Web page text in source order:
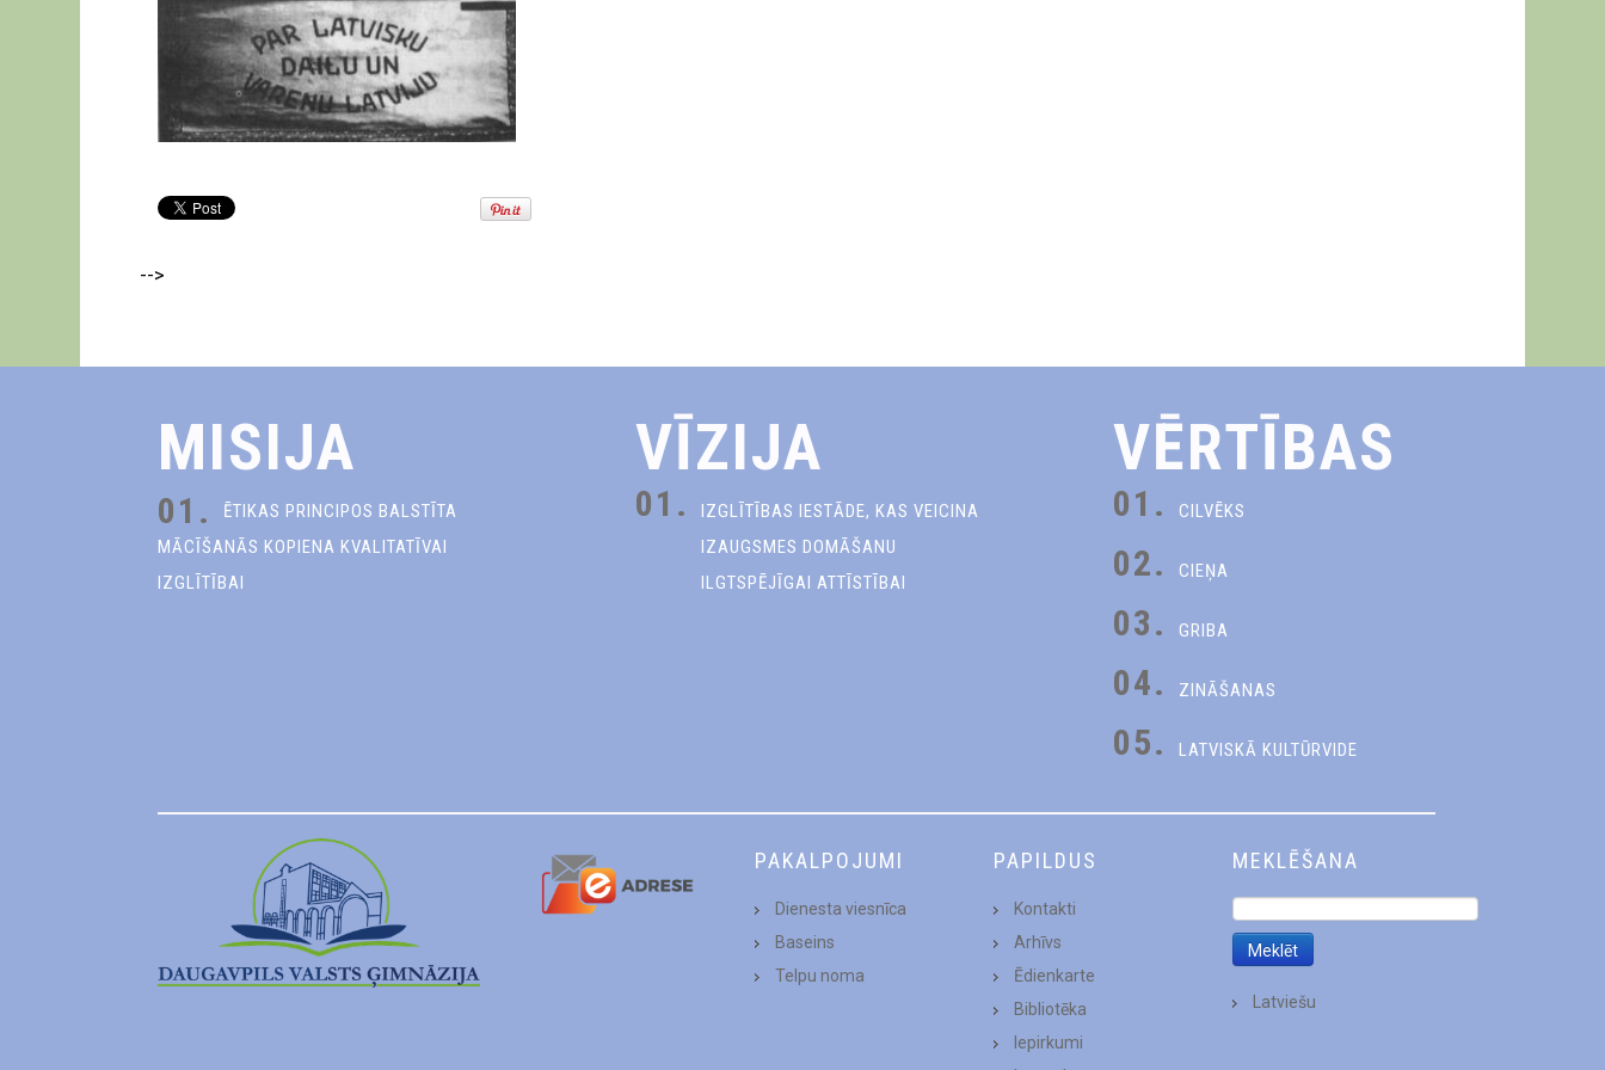
-->
MISIJA
01.
ĒTIKAS PRINCIPOS BALSTĪTA
MĀCĪŠANĀS KOPIENA KVALITATĪVAI
IZGLĪTĪBAI
VĪZIJA
01.
IZGLĪTĪBAS IESTĀDE, KAS VEICINA
IZAUGSMES DOMĀŠANU
ILGTSPĒJĪGAI ATTĪSTĪBAI
VĒRTĪBAS
01. CILVĒKS
02. CIEŅA
03. GRIBA
04. ZINĀŠANAS
05. LATVISKĀ KULTŪRVIDE
PAKALPOJUMI
Dienesta viesnīca
Baseins
Telpu noma
PAPILDUS
Kontakti
Arhīvs
Ēdienkarte
Bibliotēka
Iepirkumi
MEKLĒŠANA
Latviešu